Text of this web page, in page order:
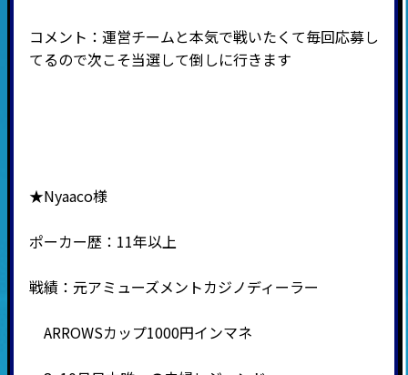
コメント：運営チームと本気で戦いたくて毎回応募し
てるので次こそ当選して倒しに行きます
★Nyaaco様
ポーカー歴：11年以上
戦績：元アミューズメントカジノディーラー
ARROWSカップ1000円インマネ